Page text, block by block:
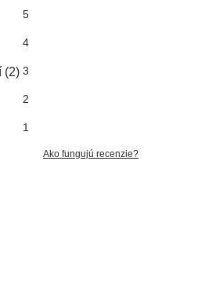
(2)
5
4
3
2
1
Ako fungujú recenzie?